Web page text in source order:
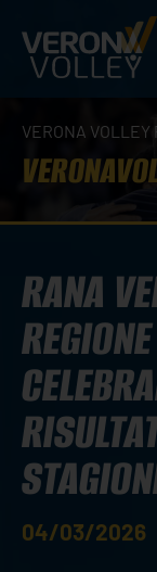
VERONA VOLLEY
RANA
04/03/2026